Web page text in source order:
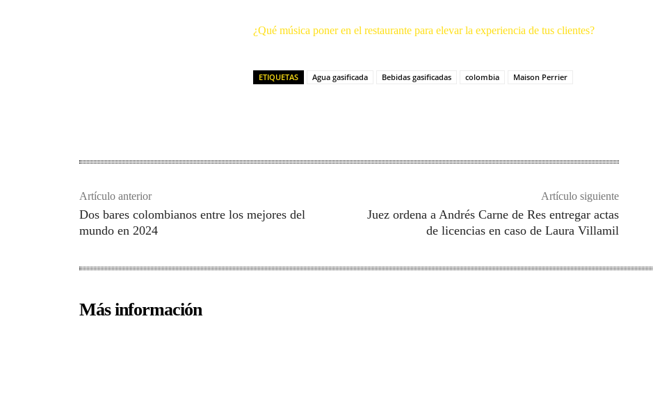
¿Qué música poner en el restaurante para elevar la experiencia de tus clientes?
ETIQUETAS Agua gasificada Bebidas gasificadas colombia Maison Perrier
Artículo anterior
Dos bares colombianos entre los mejores del
mundo en 2024
Artículo siguiente
Juez ordena a Andrés Carne de Res entregar actas
de licencias en caso de Laura Villamil
Más información